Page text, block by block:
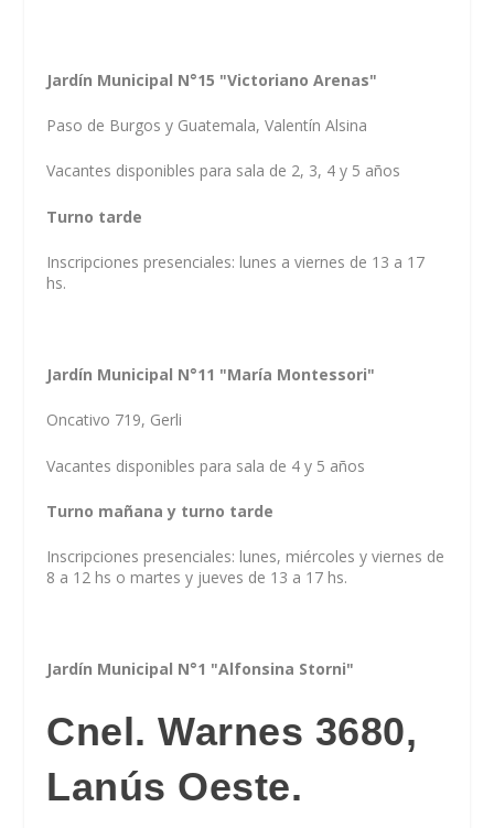
Jardín Municipal N°15 "Victoriano Arenas"
Paso de Burgos y Guatemala, Valentín Alsina
Vacantes disponibles para sala de 2, 3, 4 y 5 años
Turno tarde
Inscripciones presenciales: lunes a viernes de 13 a 17
hs.
Jardín Municipal N°11 "María Montessori"
Oncativo 719, Gerli
Vacantes disponibles para sala de 4 y 5 años
Turno mañana y turno tarde
Inscripciones presenciales: lunes, miércoles y viernes de
8 a 12 hs o martes y jueves de 13 a 17 hs.
Jardín Municipal N°1 "Alfonsina Storni"
Cnel. Warnes 3680,
Lanús Oeste.